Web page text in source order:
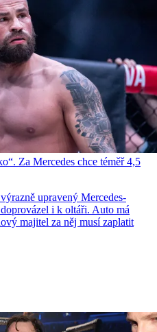
Za Mercedes chce téměř 4,5
upravený Mercedes-
i k oltáři. Auto má
majitel za něj musí zaplatit